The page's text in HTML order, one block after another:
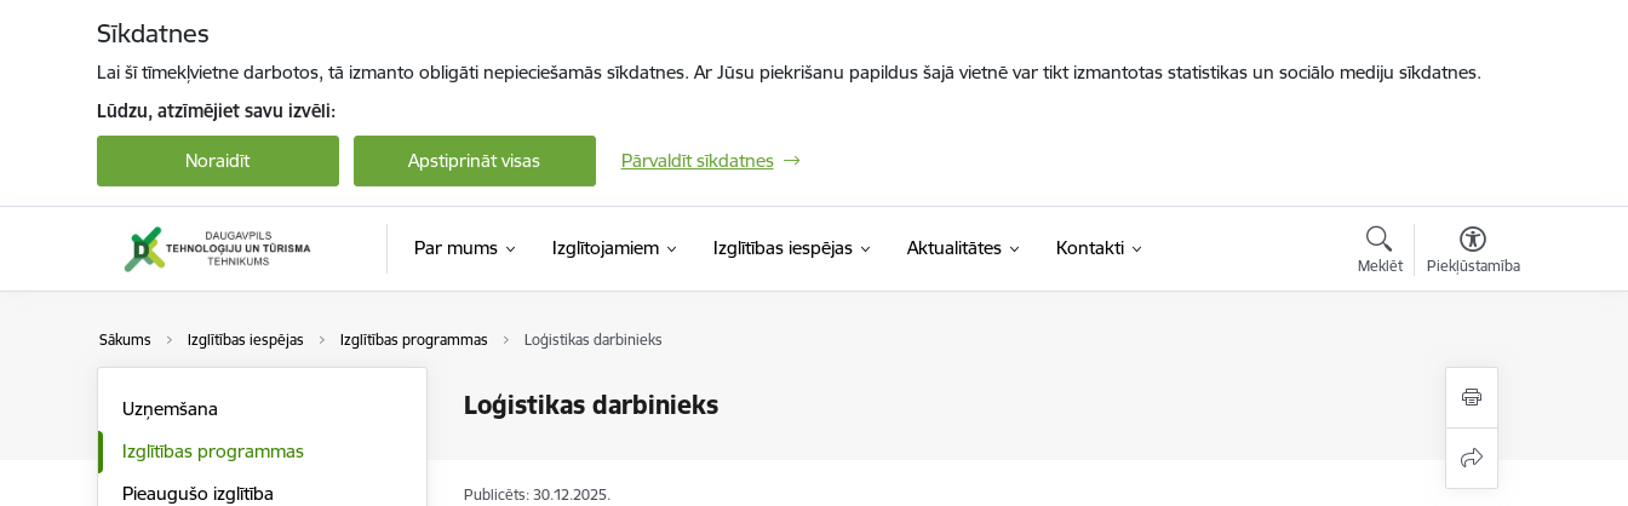
Sīkdatnes
Lai šī tīmekļvietne darbotos, tā izmanto obligāti nepieciešamās sīkdatnes. Ar Jūsu piekrišanu papildus šajā vietnē var tikt izmantotas statistikas un sociālo mediju sīkdatnes.
Lūdzu, atzīmējiet savu izvēli:
Noraidīt Apstiprināt visas Pārvaldīt sīkdatnes
Par mums Izglītojamiem Izglītības iespējas Aktualitātes Kontakti
Meklēt Piekļūstamība
Sākums Izglītības iespējas Izglītības programmas Loģistikas darbinieks
Loģistikas darbinieks
Uzņemšana
Izglītības programmas
Pieaugušo izglītība
Publicēts: 30.12.2025.